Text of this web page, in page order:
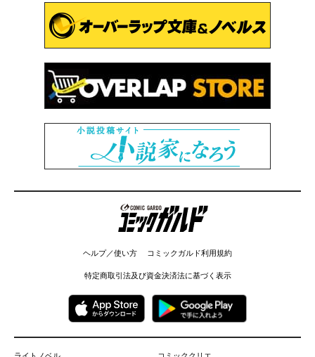
コミックガルド
ヘルプ／使い方 コミックガルド利用規約
特定商取引法及び資金決済法に基づく表示